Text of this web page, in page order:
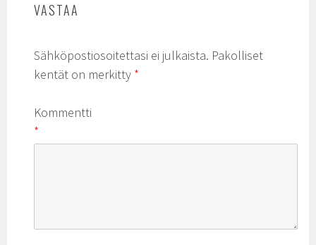
VASTAA
Sähköpostiosoitettasi ei julkaista. Pakolliset
kentät on merkitty *
Kommentti
*